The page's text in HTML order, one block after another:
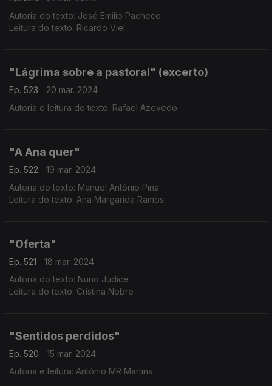
Autoria do texto: José Emilio Pacheco
Leitura do texto: Ricardo Viel
"Lágrima sobre a pastoral" (excerto)
Ep. 523
20 mar. 2024
Autoria e leitura do texto: Rafael Azevedo
"A Ana quer"
Ep. 522
19 mar. 2024
Autoria do texto: Manuel António Pina
Leitura do texto: Ana Margarida Ramos
"Oferta"
Ep. 521
18 mar. 2024
Autoria do texto: Nuno Júdice
Leitura do texto: Cristina Nobre
"Sentidos perdidos"
Ep. 520
15 mar. 2024
Autoria e leitura: António MR Martins